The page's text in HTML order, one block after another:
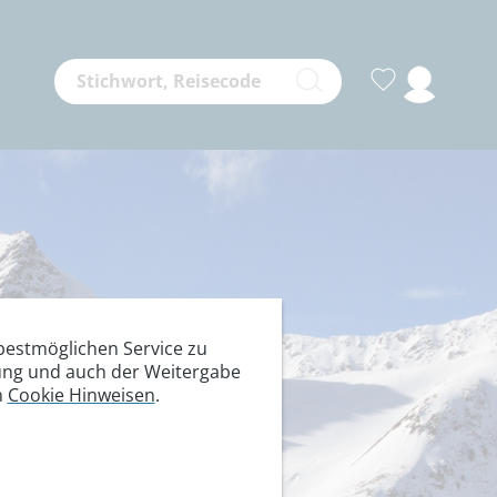
Service zu
und auch der Weitergabe
Cookie Hinweisen.